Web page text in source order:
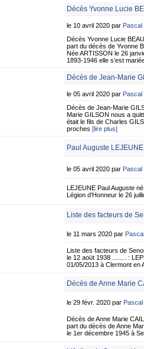
Décès Yvonne Lucie
le 10 avril 2020 par Pascal
Décès Yvonne Lucie
part du décès de Yvonne
Née ARTISSON le 26
1893-1946 elle s’est
Décès de Jean-Marie
le 05 avril 2020 par Pascal
Décès de Jean-Marie
Marie GILSON nous a
était le fils de Charles
proches [lire plus]
Paul Auguste
le 05 avril 2020 par Pascal
LEJEUNE Paul Auguste
Légion d'Honneur le 26
Liste des facteurs de
le 11 mars 2020 par
Liste des facteurs de
le 12 aoüt 1938 ........ :
01/05/2013 à Clermont en
Décès de Anne Marie
le 29 févr. 2020 par
Décès de Anne Marie
part du décès de Anne
le 1er décembre 1945 à